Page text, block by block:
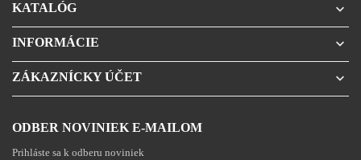
KATALÓG 
INFORMÁCIE 
ZÁKAZNÍCKY ÚČET 
ODBER NOVINIEK E-MAILOM
Prihláste sa k odberu noviniek